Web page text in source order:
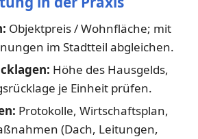
Objektpreis / Wohnfläche; mit
im Stadtteil abgleichen.
Höhe des Hausgelds,
je Einheit prüfen.
Protokolle, Wirtschaftsplan,
(Dach, Leitungen,